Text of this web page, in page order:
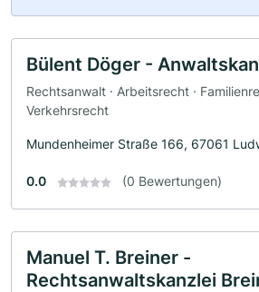
Bülent Döger -
Rechtsanwalt · Arbeitsrecht ·
Verkehrsrecht
Mundenheimer Straße 166, 67061
0.0 (0 Bewertungen)
Manuel T. Breiner -
Rechtsanwaltskanzlei